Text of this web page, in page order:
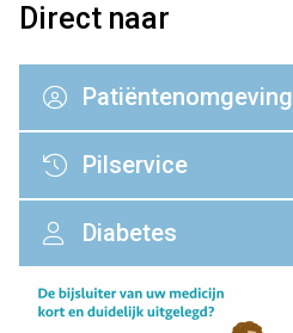
Direct naar
Patiëntenomgeving
Pilservice
Diabetes